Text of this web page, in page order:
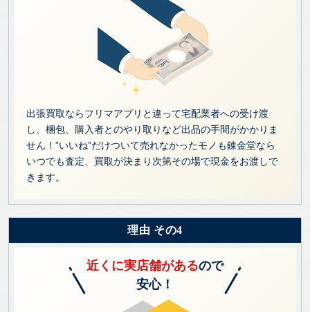
出張買取ならフリマアプリと違って宅配業者への受け渡
し、梱包、購入者とのやり取りなど出品の手間がかかりま
せん！”いいね”だけついて売れなかったモノも錬金堂なら
いつでも査定、買取が決まり次第その場で現金をお渡しで
きます。
理由 その4
近くに実店舗があるので
安心！